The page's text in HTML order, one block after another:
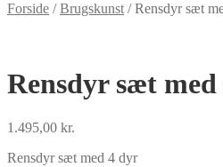
Forside /Brugskunst /Rensdyr sæt
Rensdyr sæt
1.495,00 kr.
Rensdyr sæt med 4 dyr